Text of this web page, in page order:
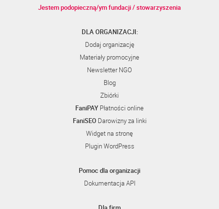
Jestem podopieczną/ym fundacji / stowarzyszenia
DLA ORGANIZACJI:
Dodaj organizację
Materiały promocyjne
Newsletter NGO
Blog
Zbiórki
FaniPAY Płatności online
FaniSEODarowizny za linki
Widget na stronę
Plugin WordPress
Pomoc dla organizacji
Dokumentacja API